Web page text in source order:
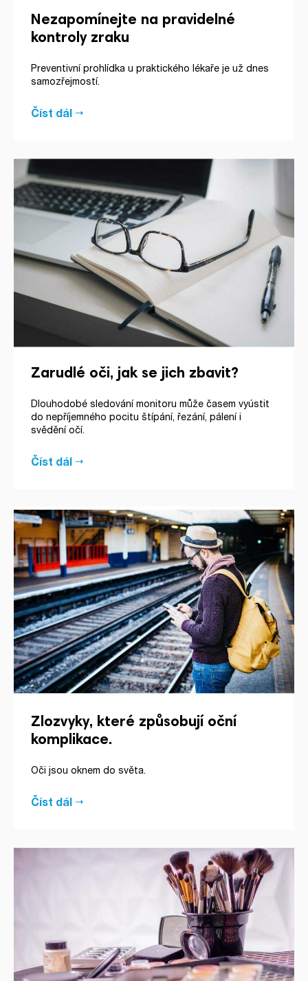
Nezapomínejte na pravidelné
kontroly zraku
Preventivní prohlídka u praktického lékaře je už dnes
samozřejmostí.
Číst dál
Zarudlé oči, jak se jich zbavit?
Dlouhodobé sledování monitoru může časem vyústit
do nepříjemného pocitu štípání, řezání, pálení i
svědění očí.
Číst dál
Zlozvyky, které způsobují oční
komplikace.
Oči jsou oknem do světa.
Číst dál